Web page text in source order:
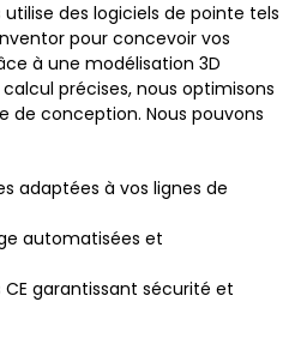
utilise des logiciels de pointe tels
pour concevoir vos
à une modélisation 3D
précises, nous optimisons
de conception. Nous pouvons
adaptées à vos lignes de
automatisées et
garantissant sécurité et